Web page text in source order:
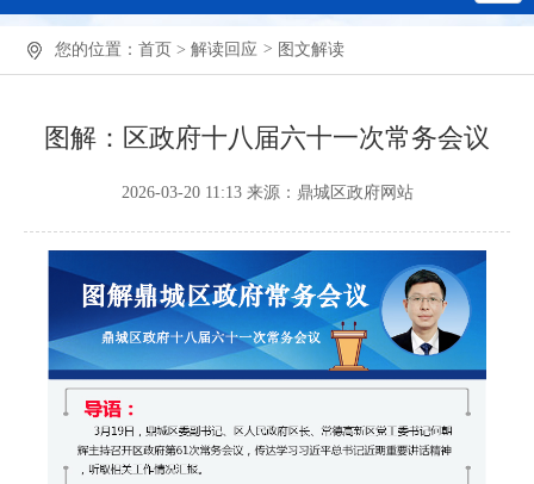
您的位置： 首页 > 解读回应 > 图文解读
图解：区政府十八届六十一次常务会议
2026-03-20 11:13 来源：鼎城区政府网站